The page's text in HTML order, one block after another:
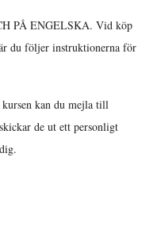
PÅ ENGELSKA. Vid köp
du följer instruktionerna för
kan du mejla till
de ut ett personligt